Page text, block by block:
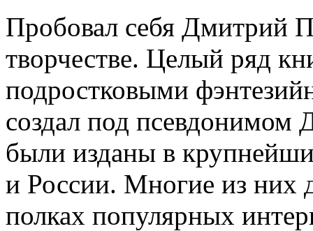
Пробовал себя Дмитрий
творчестве. Целый ряд
подростковыми
создал под псевдонимом
были изданы в
и России. Многие из них
полках популярных